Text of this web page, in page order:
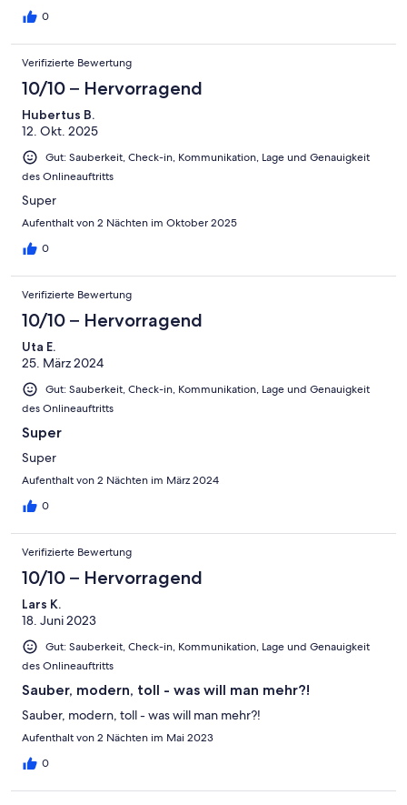
0
Verifizierte Bewertung
10/10 – Hervorragend
Hubertus B.
12. Okt. 2025
Gut: Sauberkeit, Check-in, Kommunikation, Lage und Genauigkeit
des Onlineauftritts
Super
Aufenthalt von 2 Nächten im Oktober 2025
0
Verifizierte Bewertung
10/10 – Hervorragend
Uta E.
25. März 2024
Gut: Sauberkeit, Check-in, Kommunikation, Lage und Genauigkeit
des Onlineauftritts
Super
Super
Aufenthalt von 2 Nächten im März 2024
0
Verifizierte Bewertung
10/10 – Hervorragend
Lars K.
18. Juni 2023
Gut: Sauberkeit, Check-in, Kommunikation, Lage und Genauigkeit
des Onlineauftritts
Sauber, modern, toll - was will man mehr?!
Sauber, modern, toll - was will man mehr?!
Aufenthalt von 2 Nächten im Mai 2023
0